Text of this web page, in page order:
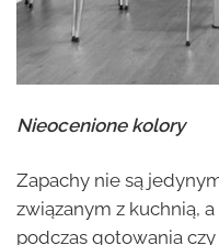
Nieocenione kolory
Zapachy nie są
związanym z kuchnią,
podczas gotowania